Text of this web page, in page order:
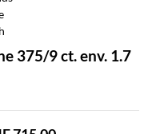
375/9 ct. env. 1.7